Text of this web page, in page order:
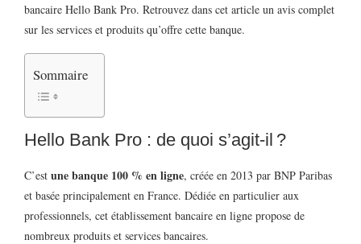
bancaire Hello Bank Pro. Retrouvez dans cet article un avis complet
sur les services et produits qu’offre cette banque.
Sommaire
Hello Bank Pro : de quoi s’agit-il ?
C’est une banque 100 % en ligne, créée en 2013 par BNP Paribas
et basée principalement en France. Dédiée en particulier aux
professionnels, cet établissement bancaire en ligne propose de
nombreux produits et services bancaires.